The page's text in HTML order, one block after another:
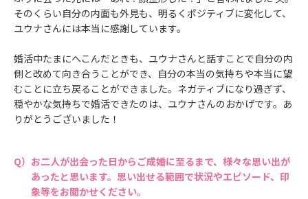
そのくらい自分の内面も外見も、明るくポジティブに変化して、
ユウナさんには本当に感謝しています。
婚活中たまにへこんだときも、ユウナさんと話すことで自分の内
側と改めて向き合うことができ、自分の本当の気持ちや本当に望
むことに立ち戻ることができました。ネガティブになり過ぎず、
穏やかな気持ちで婚活できたのは、ユウナさんのおかげです。あ
りがとうございました！
お二人が出会った日からご成婚に至るまで、様々な思い出が
あったと思います。思い出せる範囲で状況やエピソード、印
象等をお聞かせください。